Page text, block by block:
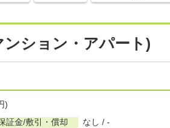
ンション・アパート)
)
証金/敷引・償却 なし / -